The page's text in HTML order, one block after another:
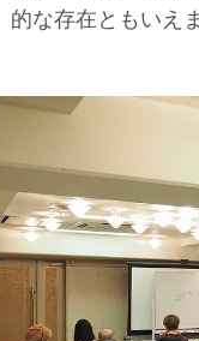
的な存在ともいえ